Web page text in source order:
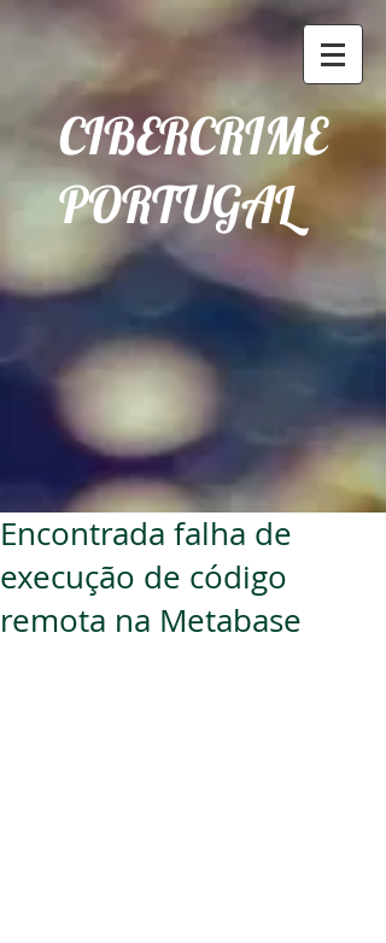
CIBERCRIME
PORTUGAL
Encontrada falha de
execução de código
remota na Metabase